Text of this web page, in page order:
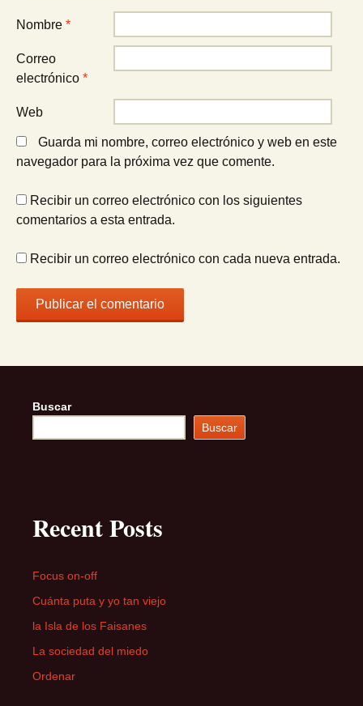
Nombre *
Correo
electrónico *
Web
Guarda mi nombre, correo electrónico y web en este
navegador para la próxima vez que comente.
Recibir un correo electrónico con los siguientes
comentarios a esta entrada.
Recibir un correo electrónico con cada nueva entrada.
Buscar
Buscar
Recent Posts
Focus on-off
Cuánta puta y yo tan viejo
la Isla de los Faisanes
La sociedad del miedo
Ordenar